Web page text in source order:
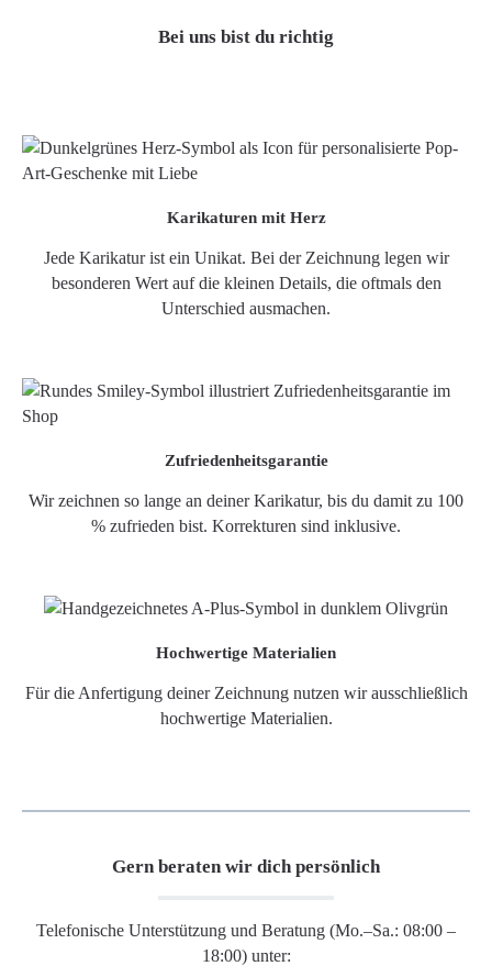
Bei uns bist du richtig
Karikaturen mit Herz
Jede Karikatur ist ein Unikat. Bei der Zeichnung legen wir
besonderen Wert auf die kleinen Details, die oftmals den
Unterschied ausmachen.
Zufriedenheitsgarantie
Wir zeichnen so lange an deiner Karikatur, bis du damit zu 100
% zufrieden bist. Korrekturen sind inklusive.
Hochwertige Materialien
Für die Anfertigung deiner Zeichnung nutzen wir ausschließlich
hochwertige Materialien.
Gern beraten wir dich persönlich
Telefonische Unterstützung und Beratung (Mo.–Sa.: 08:00 –
18:00) unter: